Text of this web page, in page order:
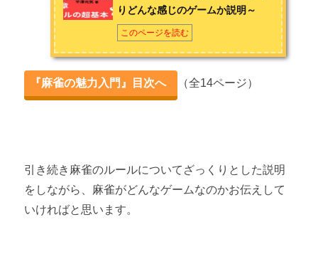
麻雀プロの実態 ～麻雀に人生を捧げる～
第4章 麻雀的思考力
人生に役立つ麻雀的思考力① ～迷った時の考え方を養う～
りどんな感じのゲームか説明～
このページを読む
『麻雀の魅力入門』目次へ （全14ページ）
引き続き麻雀のルールについてざっくりとした説明
をしながら、麻雀がどんなゲームなのかお伝えして
いければと思います。